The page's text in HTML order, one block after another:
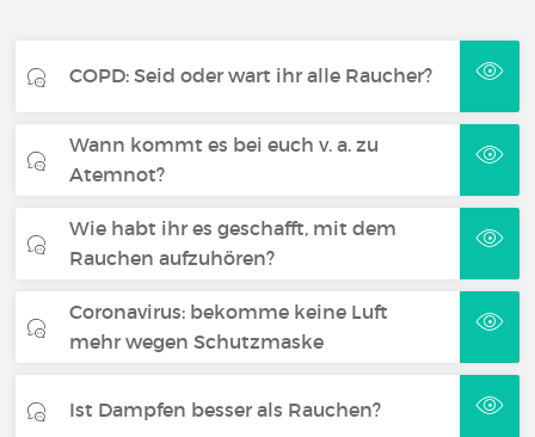
COPD: Seid oder wart ihr alle Raucher?
Wann kommt es bei euch v. a. zu
Atemnot?
Wie habt ihr es geschafft, mit dem
Rauchen aufzuhören?
Coronavirus: bekomme keine Luft
mehr wegen Schutzmaske
Ist Dampfen besser als Rauchen?